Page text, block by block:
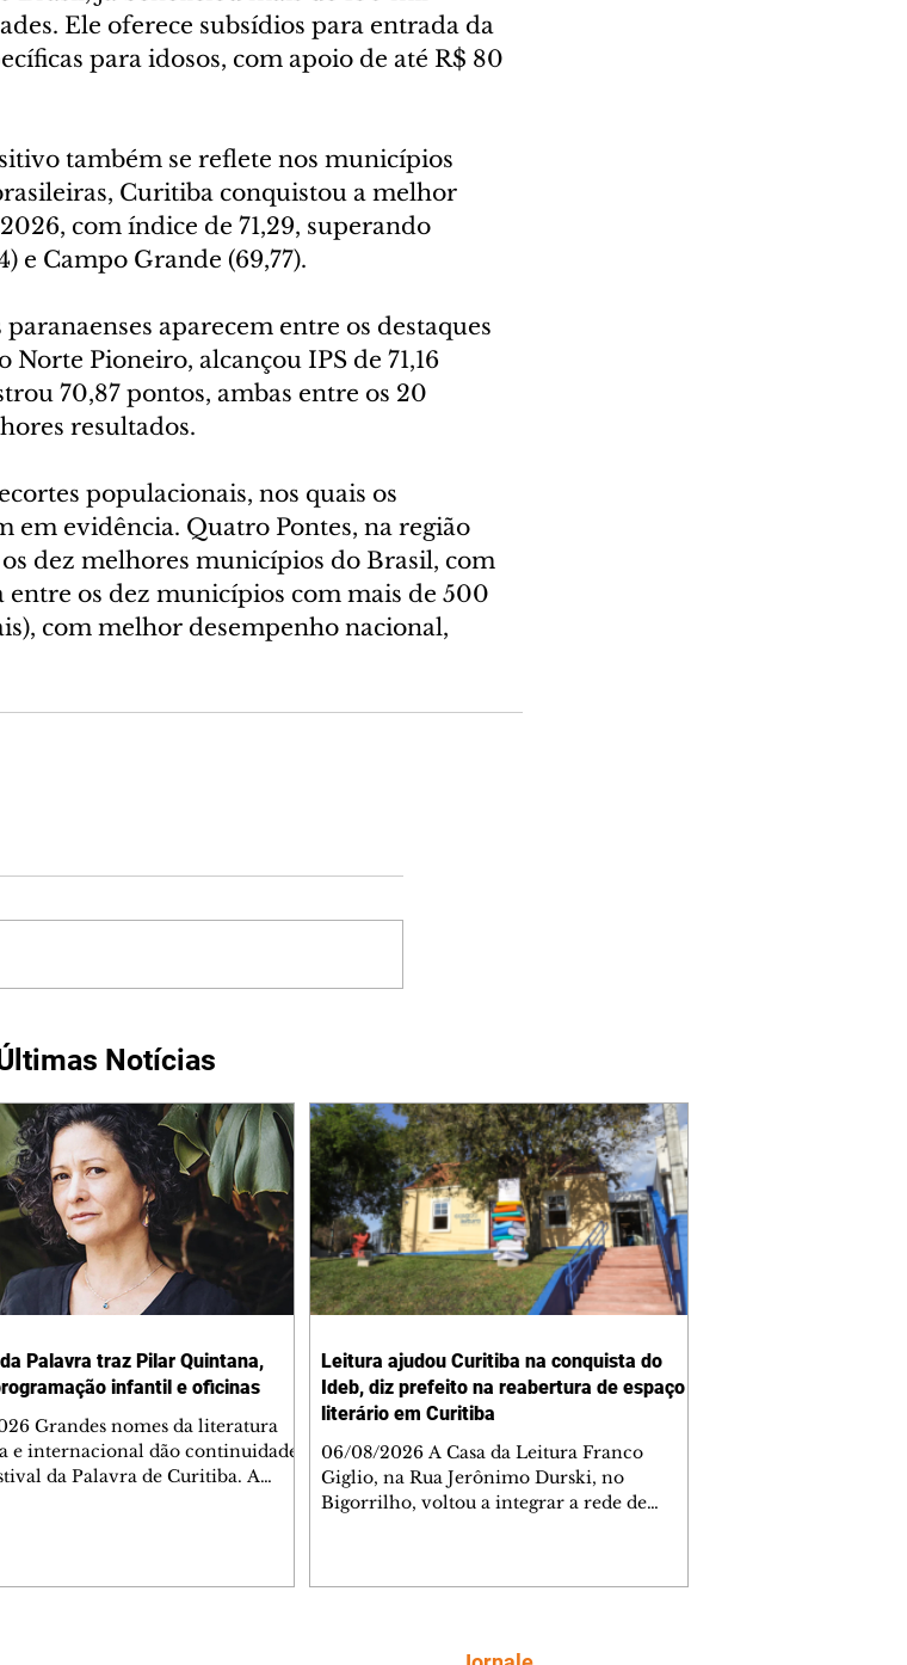
Ele oferece subsídios para entrada da
para idosos, com apoio de até R$ 80
também se reflete nos municípios
Curitiba conquistou a melhor
com índice de 71,29, superando
e Campo Grande (69,77).
aparecem entre os destaques
Pioneiro, alcançou IPS de 71,16
70,87 pontos, ambas entre os 20
resultados.
populacionais, nos quais os
em evidência. Quatro Pontes, na região
dez melhores municípios do Brasil, com
entre os dez municípios com mais de 500
com melhor desempenho nacional,
Notícias
Palavra traz Pilar Quintana,
infantil e oficinas
Grandes nomes da literatura
e internacional dão continuidade
da Palavra de Curitiba. A
Leitura ajudou Curitiba na conquista do
Ideb, diz prefeito na reabertura de espaço
literário em Curitiba
06/08/2026 A Casa da Leitura Franco
Giglio, na Rua Jerônimo Durski, no
Bigorrilho, voltou a integrar a rede de
importante reforço na política de incentivo